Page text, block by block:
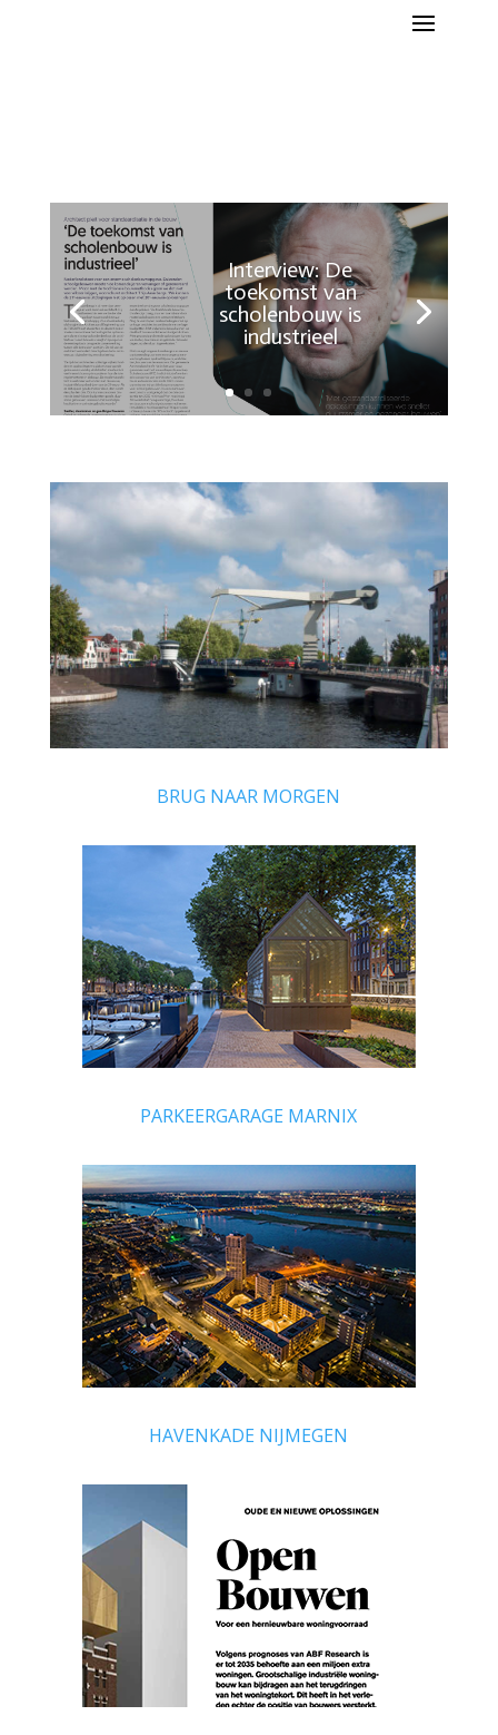
Interview: De
toekomst van
scholenbouw is
industrieel
BRUG NAAR MORGEN
PARKEERGARAGE MARNIX
HAVENKADE NIJMEGEN